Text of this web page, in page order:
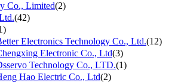
Co., Limited(2)
(42)
Electronics Technology Co., Ltd.(12)
Electronic Co., Ltd(3)
Technology Co., LTD.(1)
Hao Electric Co., Ltd(2)